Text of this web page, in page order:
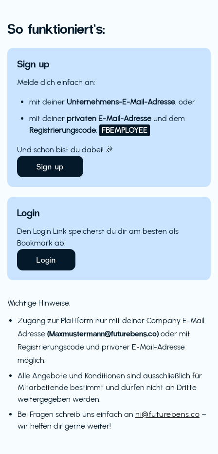
So funktioniert’s:
Sign up
Melde dich einfach an:
mit deiner Unternehmens-E-Mail-Adresse, oder
mit deiner privaten E-Mail-Adresse und dem
Registrierungscode: FBEMPLOYEE
Und schon bist du dabei! 🎉
Sign up
Login
Den Login Link speicherst du dir am besten als
Bookmark ab:
Login
Wichtige Hinweise:
Zugang zur Plattform nur mit deiner Company E-Mail
Adresse (Maxmustermann@futurebens.co) oder mit
Registrierungscode und privater E-Mail-Adresse
möglich.
Alle Angebote und Konditionen sind ausschließlich für
Mitarbeitende bestimmt und dürfen nicht an Dritte
weitergegeben werden.
Bei Fragen schreib uns einfach an hi@futurebens.co –
wir helfen dir gerne weiter!